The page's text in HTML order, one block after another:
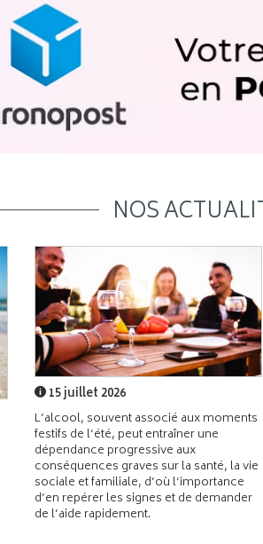
NOS
15 juillet 2026
L’alcool, souvent associé aux moments
festifs de l’été, peut entraîner une
dépendance progressive aux
conséquences graves sur la santé, la vie
sociale et familiale, d’où l’importance
d’en repérer les signes et de demander
de l’aide rapidement.